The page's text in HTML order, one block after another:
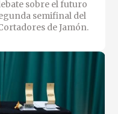
sobre el futuro
semifinal del
de Jamón.